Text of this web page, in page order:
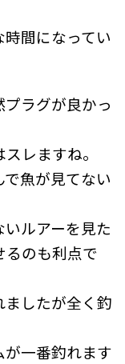
間になってい
ラグが良かっ
レますね。
魚が見てない
ルアーを見た
るのも利点で
したが全く釣
一番釣れます